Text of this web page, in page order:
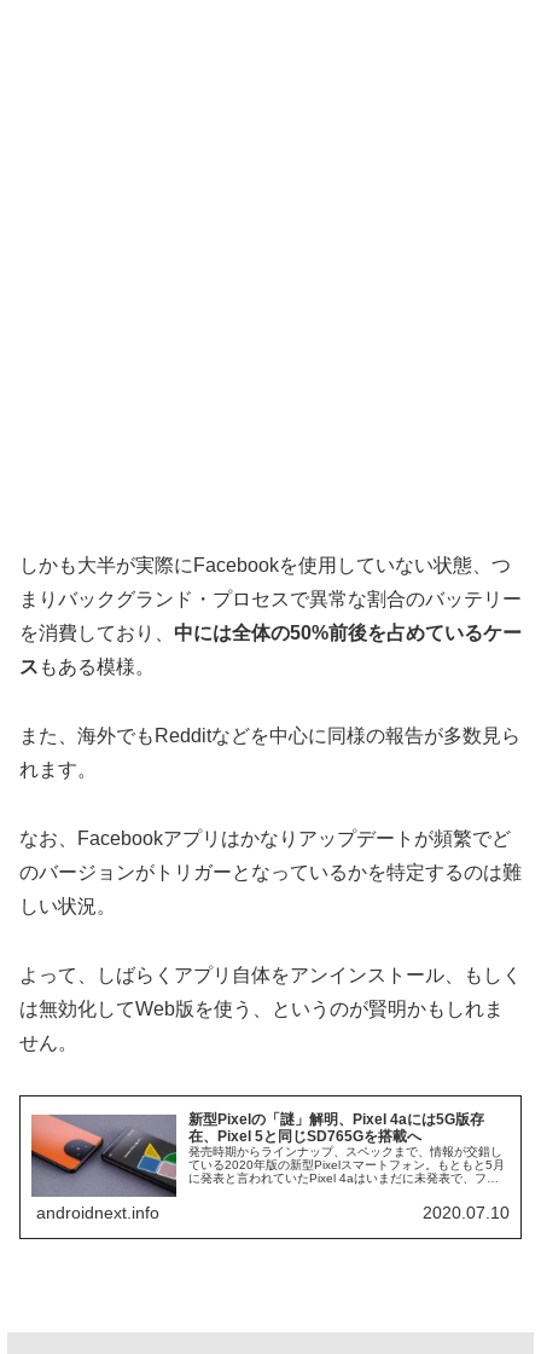
しかも大半が実際にFacebookを使用していない状態、つ
まりバックグランド・プロセスで異常な割合のバッテリー
を消費しており、 中には全体の50%前後を占めているケー
ス もある模様。
また、海外でもRedditなどを中心に同様の報告が多数見ら
れます。
なお、Facebookアプリはかなりアップデートが頻繁でど
のバージョンがトリガーとなっているかを特定するのは難
しい状況。
よって、しばらくアプリ自体をアンインストール、もしく
は無効化してWeb版を使う、というのが賢明かもしれま
せん。
新型Pixelの「謎」解明、Pixel 4aには5G版存
在、Pixel 5と同じSD765Gを搭載へ
発売時期からラインナップ、スペックまで、情報が交錯し
ている2020年版の新型Pixelスマートフォン。もともと5月
に発表と言われていたPixel 4aはいまだに未発表で、フラ
androidnext.info 2020.07.10